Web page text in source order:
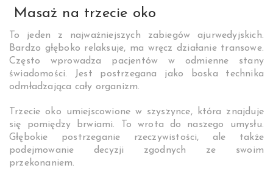
Masaż na trzecie oko
To jeden z najważniejszych zabiegów ajurwedyjskich.
Bardzo głęboko relaksuje, ma wręcz działanie transowe.
Często wprowadza pacjentów w odmienne stany
świadomości. Jest postrzegana jako boska technika
odmładzająca cały organizm.
Trzecie oko umiejscowione w szyszynce, która znajduje
się pomiędzy brwiami. To wrota do naszego umysłu.
Głębokie postrzeganie rzeczywistości, ale także
podejmowanie decyzji zgodnych ze swoim
przekonaniem.